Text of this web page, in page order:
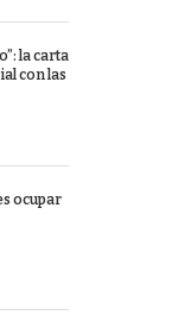
la carta
con las
ocupar